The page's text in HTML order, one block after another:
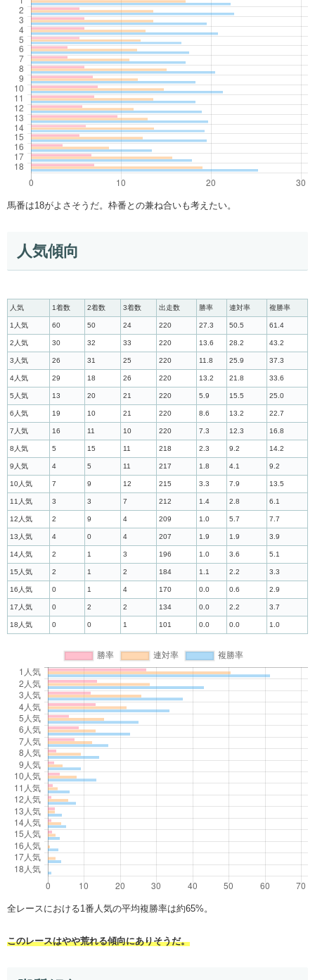
馬番は18がよさそうだ。枠番との兼ね合いも考えたい。
人気傾向
人気 1着数 2着数 3着数 出走数 勝率 連対率 複勝率
1人気 60 50 24 220 27.3 50.5 61.4
2人気 30 32 33 220 13.6 28.2 43.2
3人気 26 31 25 220 11.8 25.9 37.3
4人気 29 18 26 220 13.2 21.8 33.6
5人気 13 20 21 220 5.9 15.5 25.0
6人気 19 10 21 220 8.6 13.2 22.7
7人気 16 11 10 220 7.3 12.3 16.8
8人気 5 15 11 218 2.3 9.2 14.2
9人気 4 5 11 217 1.8 4.1 9.2
10人気 7 9 12 215 3.3 7.9 13.5
11人気 3 3 7 212 1.4 2.8 6.1
12人気 2 9 4 209 1.0 5.7 7.7
13人気 4 0 4 207 1.9 1.9 3.9
14人気 2 1 3 196 1.0 3.6 5.1
15人気 2 1 2 184 1.1 2.2 3.3
16人気 0 1 4 170 0.0 0.6 2.9
17人気 0 2 2 134 0.0 2.2 3.7
18人気 0 0 1 101 0.0 0.0 1.0
全レースにおける1番人気の平均複勝率は約65%。
このレースはやや荒れる傾向にありそうだ。